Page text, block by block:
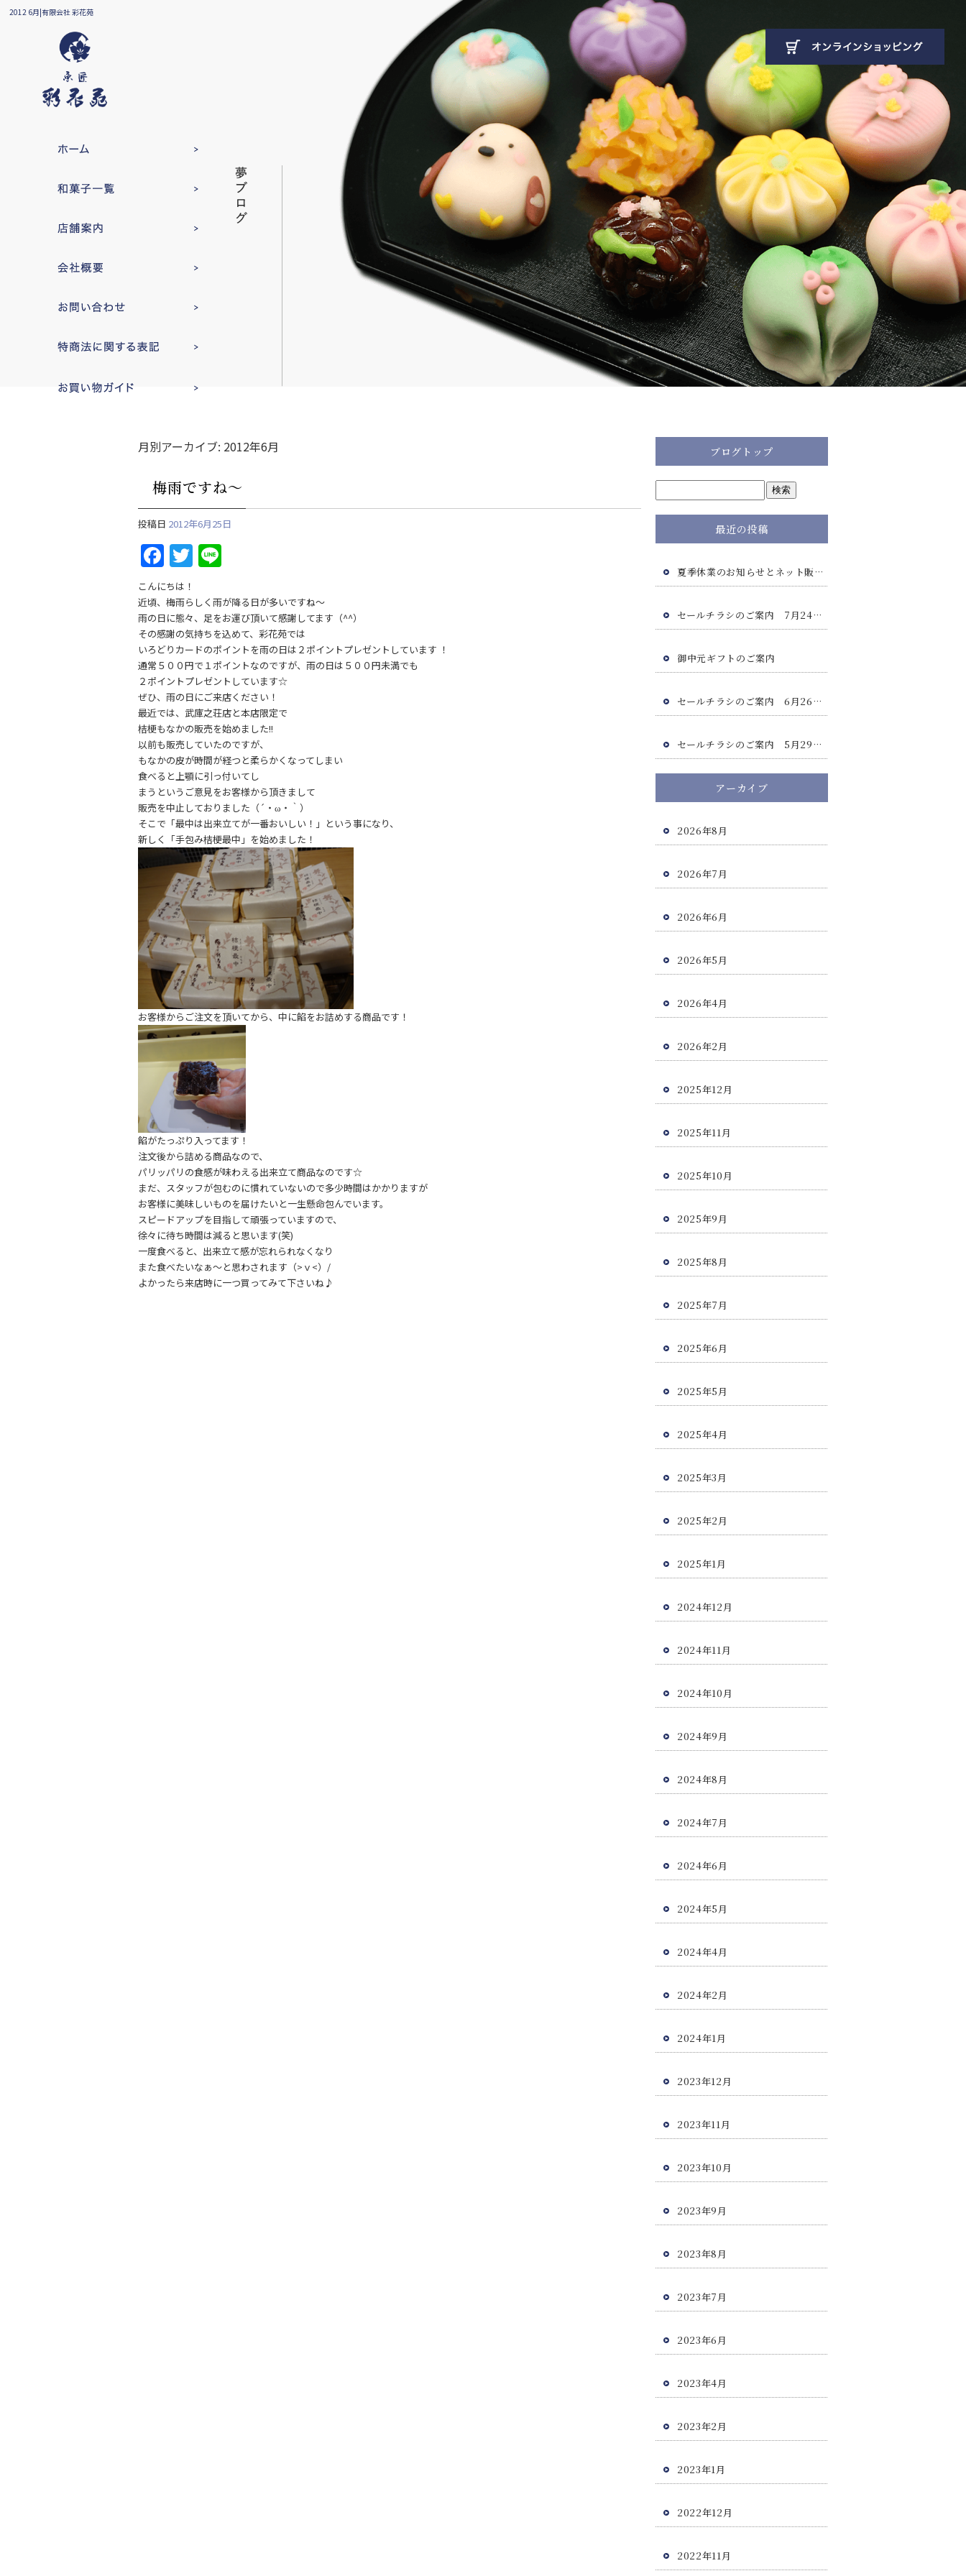
2012 6月|有限会社 彩花苑
月別アーカイブ: 2012年6月
梅雨ですね～
投稿日 2012年6月25日
F
a
c
e
b
o
o
k
T
w
itt
er
e
こんにちは！
近頃、梅雨らしく雨が降る日が多いですね～
雨の日に態々、足をお運び頂いて感謝してます（^^）
その感謝の気持ちを込めて、彩花苑では
いろどりカードのポイントを雨の日は２ポイントプレゼントしています ！
通常５００円で１ポイントなのですが、雨の日は５００円未満でも
２ポイントプレゼントしています☆
ぜひ、雨の日にご来店ください！
最近では、武庫之荘店と本店限定で
桔梗もなかの販売を始めました!!
以前も販売していたのですが、
もなかの皮が時間が経つと柔らかくなってしまい
食べると上顎に引っ付いてし
まうというご意見をお客様から頂きまして
販売を中止しておりました（´・ω・｀）
そこで「最中は出来立てが一番おいしい！」という事になり、
新しく「手包み桔梗最中」を始めました！
お客様からご注文を頂いてから、中に餡をお詰めする商品です！
餡がたっぷり入ってます！
注文後から詰める商品なので、
パリッパリの食感が味わえる出来立て商品なのです☆
まだ、スタッフが包むのに慣れていないので多少時間はかかりますが
お客様に美味しいものを届けたいと一生懸命包んでいます。
スピードアップを目指して頑張っていますので、
徐々に待ち時間は減ると思います(笑)
一度食べると、出来立て感が忘れられなくなり
また食べたいなぁ～と思わされます（>ｖ<）/
よかったら来店時に一つ買ってみて下さいね♪
ブログトップ
最近の投稿
夏季休業のお知らせとネット販売につきまして
セールチラシのご案内 7月24日(金)・7月25日(土)
御中元ギフトのご案内
セールチラシのご案内 6月26日(金)・6月27日(土)
セールチラシのご案内 5月29日(金)・5月30日(土)
アーカイブ
2026年8月
2026年7月
2026年6月
2026年5月
2026年4月
2026年2月
2025年12月
2025年11月
2025年10月
2025年9月
2025年8月
2025年7月
2025年6月
2025年5月
2025年4月
2025年3月
2025年2月
2025年1月
2024年12月
2024年11月
2024年10月
2024年9月
2024年8月
2024年7月
2024年6月
2024年5月
2024年4月
2024年2月
2024年1月
2023年12月
2023年11月
2023年10月
2023年9月
2023年8月
2023年7月
2023年6月
2023年4月
2023年2月
2023年1月
2022年12月
2022年11月